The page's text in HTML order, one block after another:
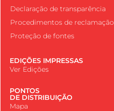
Declaração de transparência
Procedimentos de reclamação
Proteção de fontes
EDIÇÕES IMPRESSAS
Ver Edições
PONTOS
DE DISTRIBUIÇÃO
Mapa